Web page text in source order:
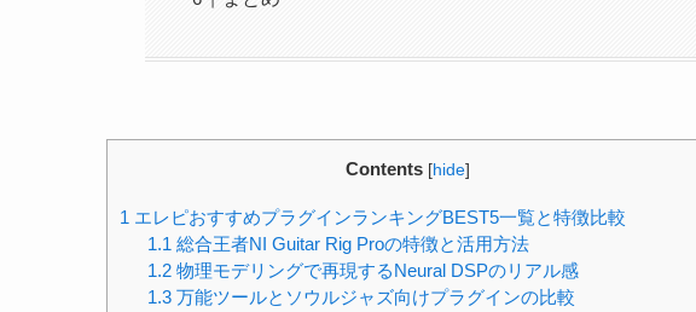
Contents [hide]
1 エレピおすすめプラグインランキングBEST5一覧と特徴比較
1.1 総合王者NI Guitar Rig Proの特徴と活用方法
1.2物理モデリングで再現するNeural DSPのリアル感
1.3万能ツールとソウルジャズ向けプラグインの比較